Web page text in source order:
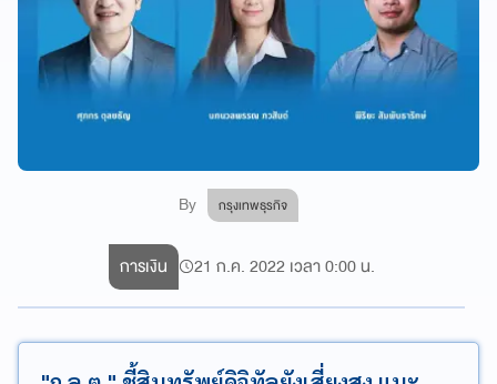
By กรุงเทพธุรกิจ
การเงิน 21 ก.ค. 2022 เวลา 0:00 น.